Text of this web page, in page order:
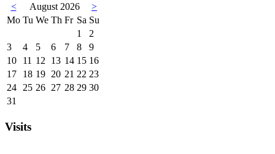
< August 2026
>
Mo Tu We Th Fr Sa Su
1
2
3
4 5 6 7 8
9
10
11 12 13 14 15 16
17
18 19 20 21 22 23
24
25 26 27 28 29 30
31
Visits